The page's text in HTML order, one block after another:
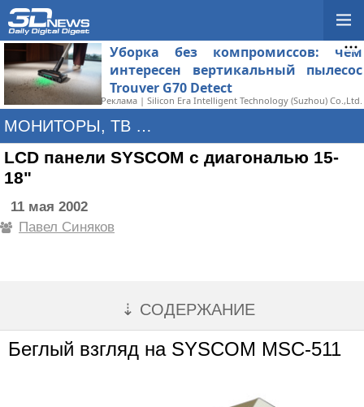
Уборка без компромиссов: чем
интересен вертикальный пылесос
Trouver G70 Detect
Реклама | Silicon Era Intelligent Technology (Suzhou) Co.,Ltd.
МОНИТОРЫ, ТВ И ПРОЕКТОРЫ
LCD панели SYSCOM с диагональю 15-
18"
11 мая 2002
Павел Синяков
⇣ СОДЕРЖАНИЕ
Беглый взгляд на SYSCOM MSC-511